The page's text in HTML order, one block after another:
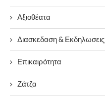
Αξιοθέατα
Διασκεδαση & Εκδηλωσεις
Επικαιρότητα
Ζάτζα